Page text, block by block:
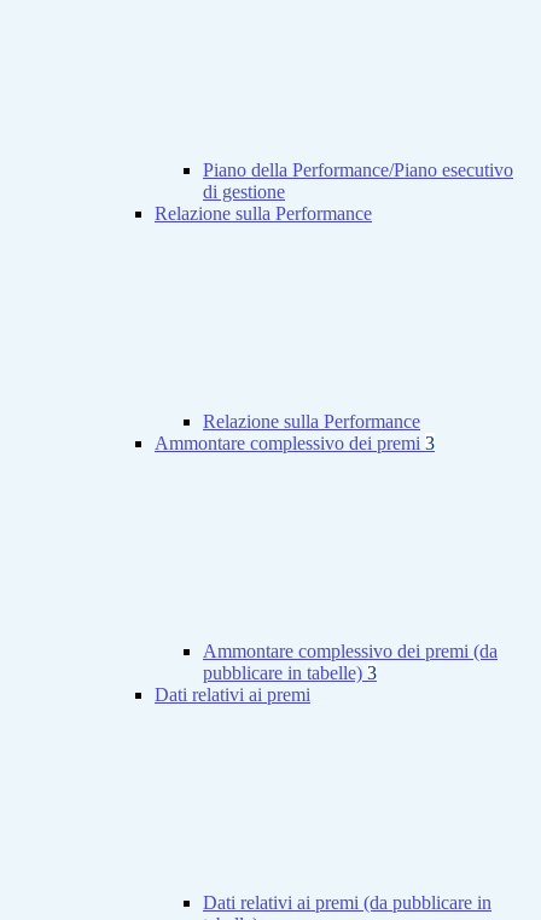
Piano della Performance/Piano esecutivo
di gestione
Relazione sulla Performance
Relazione sulla Performance
Ammontare complessivo dei premi 3
Ammontare complessivo dei premi (da
pubblicare in tabelle) 3
Dati relativi ai premi
Dati relativi ai premi (da pubblicare in